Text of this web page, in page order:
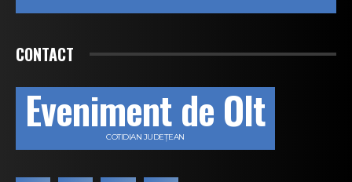
CONTACT
Eveniment de Olt
COTIDIAN JUDEȚEAN